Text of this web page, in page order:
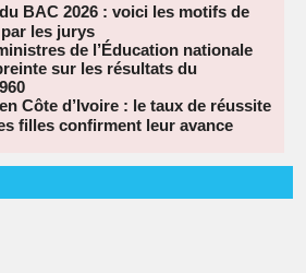
BAC 2026 : voici les motifs de
les jurys
de l’Éducation nationale
sur les résultats du
Côte d’Ivoire : le taux de réussite
filles confirment leur avance